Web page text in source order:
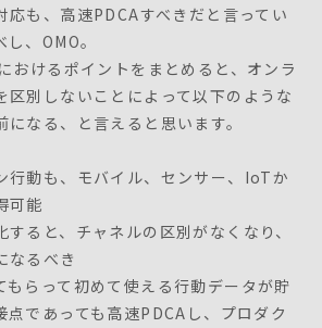
応も、高速PDCAすべきだと言ってい
、OMO。
おけるポイントをまとめると、オンラ
区別しないことによって以下のような
なる、と言えると思います。
行動も、モバイル、センサー、IoTか
可能
すると、チャネルの区別がなくなり、
なるべき
もらって初めて使える行動データが貯
点であっても高速PDCAし、プロダク